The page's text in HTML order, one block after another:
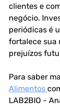
clientes e
negócio.
periódicas é
fortalece sua
prejuízos
Para saber
Alimentos
LAB2BIO -